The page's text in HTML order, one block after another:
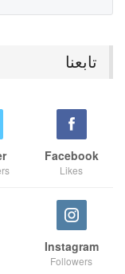
تابعنا
Facebook
Likes
Instagram
Followers